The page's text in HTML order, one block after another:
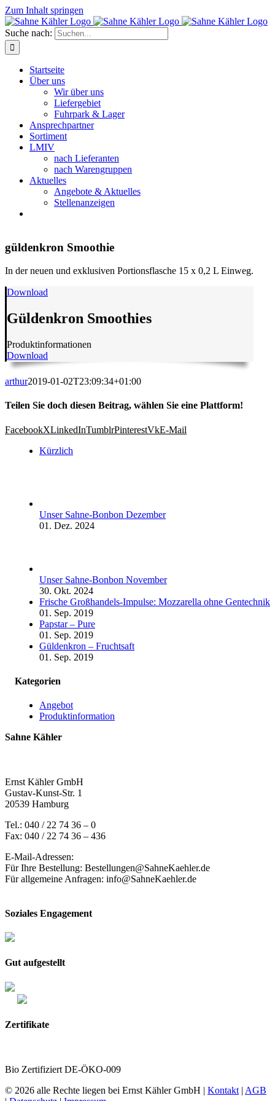
Zum Inhalt springen
Suche nach:
Startseite
Über uns
Wir über uns
Liefergebiet
Fuhrpark & Lager
Ansprechpartner
Sortiment
LMIV
nach Lieferanten
nach Warengruppen
Aktuelles
Angebote & Aktuelles
Stellenanzeigen
güldenkron Smoothie
In der neuen und exklusiven Portionsflasche 15 x 0,2 L Einweg.
Download
Güldenkron Smoothies
Produktinformationen
Download
arthur2019-01-02T23:09:34+01:00
Teilen Sie doch diesen Beitrag, wählen Sie eine Plattform!
FacebookXLinkedInTumblrPinterestVkE-Mail
Kürzlich
Unser Sahne-Bonbon Dezember
01. Dez. 2024
Unser Sahne-Bonbon November
30. Okt. 2024
Frische Großhandels-Impulse: Mozzarella ohne Gentechnik
01. Sep. 2019
Papstar – Pure
01. Sep. 2019
Güldenkron – Fruchtsaft
01. Sep. 2019
Kategorien
Angebot
Produktinformation
Sahne Kähler
Ernst Kähler GmbH
Gustav-Kunst-Str. 1
20539 Hamburg
Tel.: 040 / 22 74 36 – 0
Fax: 040 / 22 74 36 – 436
E-Mail-Adressen:
Für Ihre Bestellung: Bestellungen@SahneKaehler.de
Für allgemeine Anfragen: info@SahneKaehler.de
Soziales Engagement
Gut aufgestellt
Zertifikate
Bio Zertifiziert DE-ÖKO-009
© 2026 alle Rechte liegen bei Ernst Kähler GmbH | Kontakt | AGB